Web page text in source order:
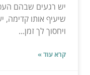
יש רגעים שבהם
שיעיף אותו קדימה,
ויחסוך לך זמן...
קרא עוד »